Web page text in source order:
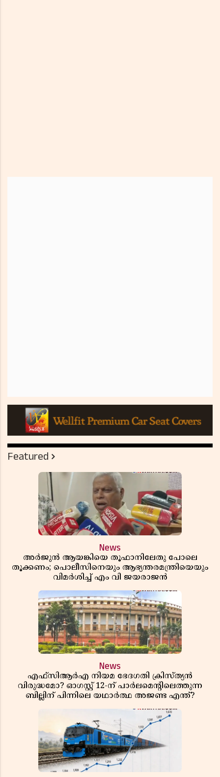
Featured
News
അർജുൻ ആയങ്കിയെ തൂഫാനിലേതു പോലെ
തൂക്കണം; പൊലീസിനെയും ആഭ്യന്തരമന്ത്രിയെയും
വിമർശിച്ച് എം വി ജയരാജൻ
News
എഫ്സിആർഎ നിയമ ഭേദഗതി ക്രിസ്ത്യൻ
വിരുദ്ധമോ? ഓഗസ്റ്റ് 12-ന് പാർലമെന്റിലെത്തുന്ന
ബില്ലിന് പിന്നിലെ യഥാർത്ഥ അജണ്ട എന്ത്?